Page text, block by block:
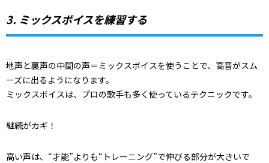
3. ミックスボイスを練習する
地声と裏声の中間の声＝ミックスボイスを使うことで、高音がスム
ーズに出るようになります。
ミックスボイスは、プロの歌手も多く使っているテクニックです。
継続がカギ！
高い声は、“才能”よりも“トレーニング”で伸びる部分が大きいで